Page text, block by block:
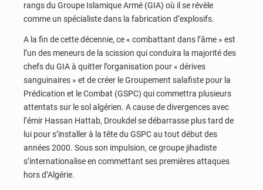
rangs du Groupe Islamique Armé (GIA) où il se révèle
comme un spécialiste dans la fabrication d’explosifs.
A la fin de cette décennie, ce « combattant dans l’âme » est
l’un des meneurs de la scission qui conduira la majorité des
chefs du GIA à quitter l’organisation pour « dérives
sanguinaires » et de créer le Groupement salafiste pour la
Prédication et le Combat (GSPC) qui commettra plusieurs
attentats sur le sol algérien. A cause de divergences avec
l’émir Hassan Hattab, Droukdel se débarrasse plus tard de
lui pour s’installer à la tête du GSPC au tout début des
années 2000. Sous son impulsion, ce groupe jihadiste
s’internationalise en commettant ses premières attaques
hors d’Algérie.